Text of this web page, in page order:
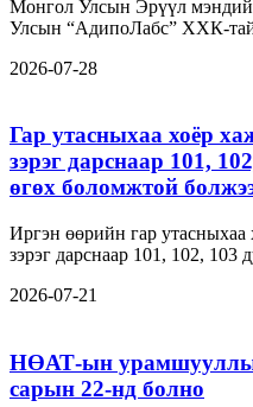
Монгол Улсын Эрүүл
Улсын “АдипоЛабс” ХХК-
2026-07-28
Гар утасныхаа хоёр
зэрэг дарснаар 101,
өгөх боломжтой
Иргэн өөрийн гар
зэрэг дарснаар 101, 102, 103
2026-07-21
НӨАТ-ын
сарын 22-нд болно